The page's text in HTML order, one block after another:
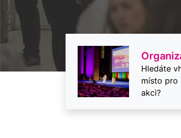
Hledáte
místo pro
akci?